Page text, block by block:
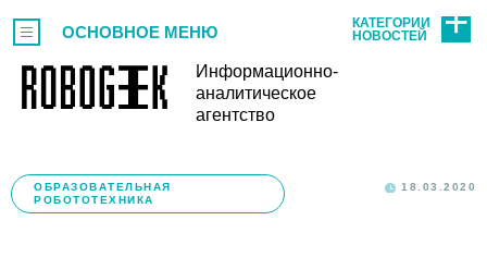
Информационно-
аналитическое
агентство
ОСНОВНОЕ МЕНЮ
КАТЕГОРИИ
НОВОСТЕЙ
ОБРАЗОВАТЕЛЬНАЯ
РОБОТОТЕХНИКА
18.03.2020